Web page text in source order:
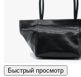
Быстрый просмотр